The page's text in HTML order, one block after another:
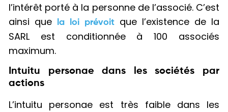
l’intérêt porté à la personne de l’associé. C’est
ainsi que
la loi prévoit
que l’existence de la
SARL est conditionnée à 100 associés
maximum.
Intuitu personae dans les sociétés par
actions
L’intuitu personae est très faible dans les